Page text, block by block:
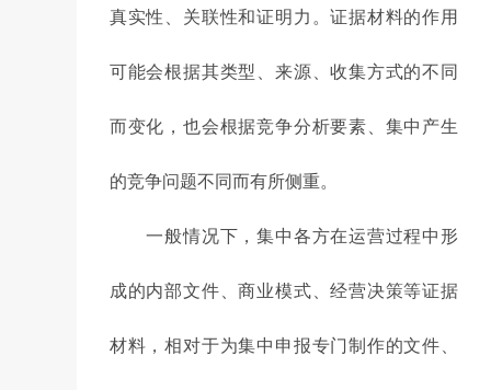
真实性、关联性和证明力。证据材料的作用
可能会根据其类型、来源、收集方式的不同
而变化，也会根据竞争分析要素、集中产生
的竞争问题不同而有所侧重。
一般情况下，集中各方在运营过程中形
成的内部文件、商业模式、经营决策等证据
材料，相对于为集中申报专门制作的文件、